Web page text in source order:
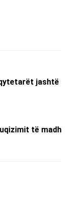
jashtë
të madh